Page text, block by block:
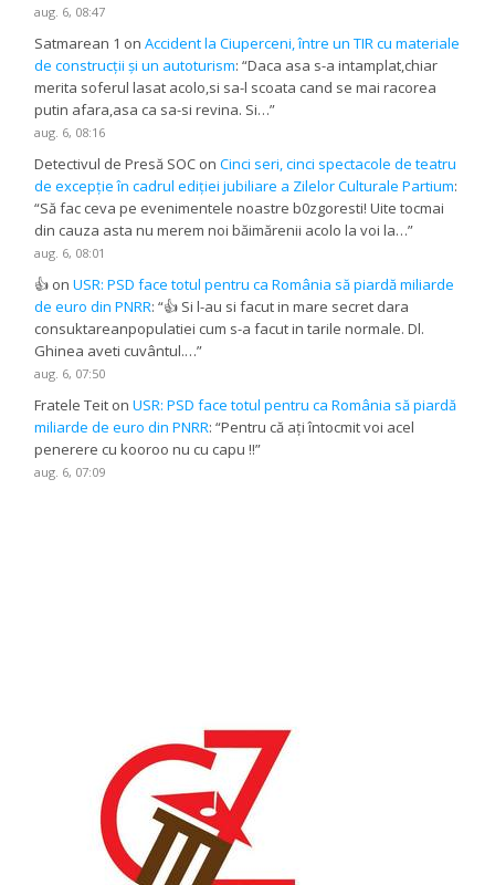
aug. 6, 08:47
Satmarean 1 onAccident la Ciuperceni, între un TIR cu materiale
de construcții și un autoturism: “Daca asa s-a intamplat,chiar
merita soferul lasat acolo,si sa-l scoata cand se mai racorea
putin afara,asa ca sa-si revina. Si…”
aug. 6, 08:16
Detectivul de Presă SOC onCinci seri, cinci spectacole de teatru
de excepție în cadrul ediției jubiliare a Zilelor Culturale Partium:
“Să fac ceva pe evenimentele noastre b0zgoresti! Uite tocmai
din cauza asta nu merem noi băimărenii acolo la voi la…”
aug. 6, 08:01
👍 onUSR: PSD face totul pentru ca România să piardă miliarde
de euro din PNRR: “👍 Si l-au si facut in mare secret dara
consuktareanpopulatiei cum s-a facut in tarile normale. Dl.
Ghinea aveti cuvântul.…”
aug. 6, 07:50
Fratele Teit onUSR: PSD face totul pentru ca România să piardă
miliarde de euro din PNRR: “Pentru că ați întocmit voi acel
penerere cu kooroo nu cu capu !!”
aug. 6, 07:09